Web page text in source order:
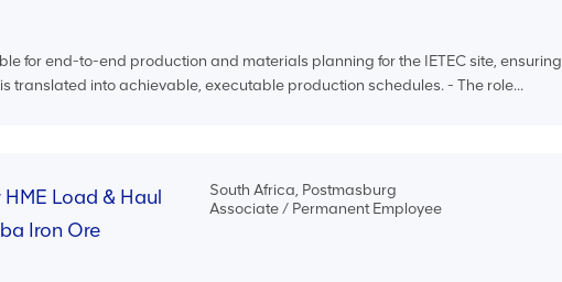
for end-to-end production and materials planning for the IETEC site, ensuring
translated into achievable, executable production schedules. - The role...
Load & Haul
Iron Ore
South Africa, Postmasburg
Associate / Permanent Employee